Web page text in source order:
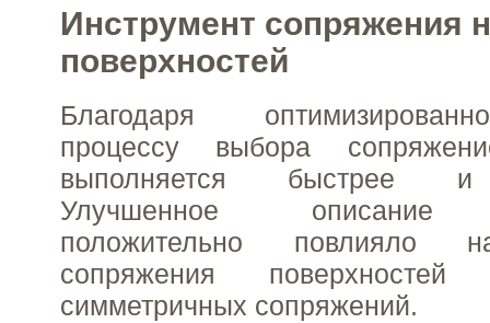
Инструмент сопряжения
поверхностей
Благодаря
процессу выбора
выполняется быстрее и
Улучшенное описание
положительно повлияло
сопряжения
симметричных сопряжений.